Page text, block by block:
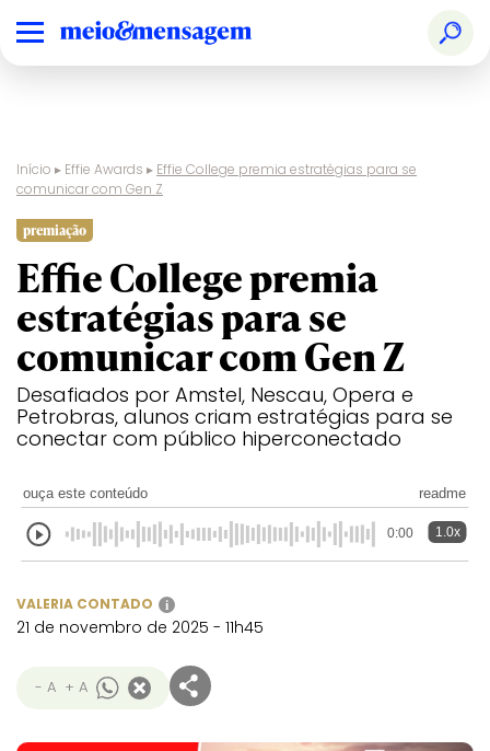
Início ▸ Effie Awards ▸ Effie College premia estratégias para se
comunicar com Gen Z
premiação
Effie College premia
estratégias para se
comunicar com Gen Z
Desafiados por Amstel, Nescau, Opera e
Petrobras, alunos criam estratégias para se
conectar com público hiperconectado
ouça este conteúdo readme
0:00 1.0x
VALERIA CONTADO i
21 de novembro de 2025 - 11h45
- A + A